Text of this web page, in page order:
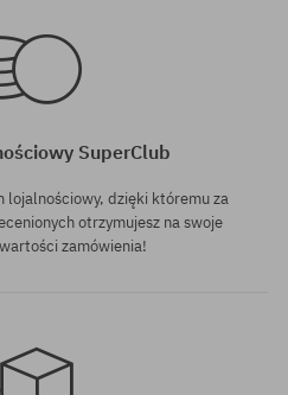
SuperClub
lojalnościowy, dzięki któremu za
otrzymujesz na swoje
zamówienia!